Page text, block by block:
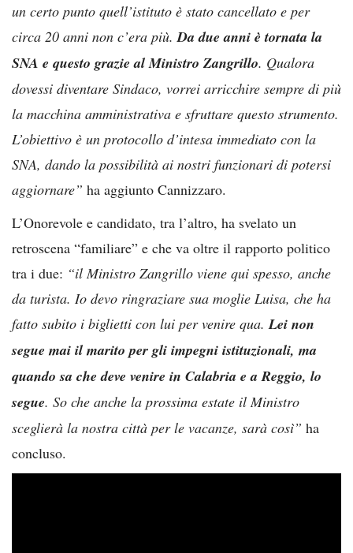
un certo punto quell’istituto è stato cancellato e per
circa 20 anni non c’era più.Da due anni è tornata la
SNA e questo grazie al Ministro Zangrillo. Qualora
dovessi diventare Sindaco, vorrei arricchire sempre di più
la macchina amministrativa e sfruttare questo strumento.
L’obiettivo è un protocollo d’intesa immediato con la
SNA, dando la possibilità ai nostri funzionari di potersi
aggiornare” ha aggiunto Cannizzaro.
L’Onorevole e candidato, tra l’altro, ha svelato un
retroscena “familiare” e che va oltre il rapporto politico
tra i due: “il Ministro Zangrillo viene qui spesso, anche
da turista. Io devo ringraziare sua moglie Luisa, che ha
fatto subito i biglietti con lui per venire qua.Lei non
segue mai il marito per gli impegni istituzionali, ma
quando sa che deve venire in Calabria e a Reggio, lo
segue. So che anche la prossima estate il Ministro
sceglierà la nostra città per le vacanze, sarà così” ha
concluso.